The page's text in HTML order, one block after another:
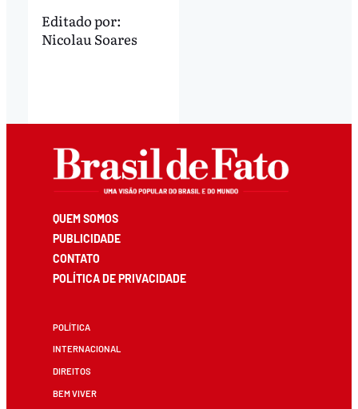
Editado por:
Nicolau Soares
QUEM SOMOS
PUBLICIDADE
CONTATO
POLÍTICA DE PRIVACIDADE
POLÍTICA
INTERNACIONAL
DIREITOS
BEM VIVER